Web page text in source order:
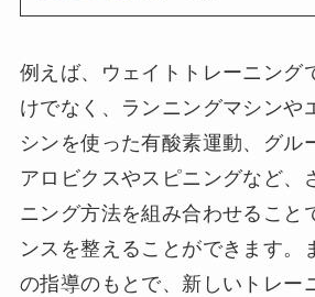
例えば、ウェイトトレーニング
けでなく、ランニングマシンや
シンを使った有酸素運動、グル
アロビクスやスピニングなど、
ニング方法を組み合わせること
ンスを整えることができます。
の指導のもとで、新しいトレー